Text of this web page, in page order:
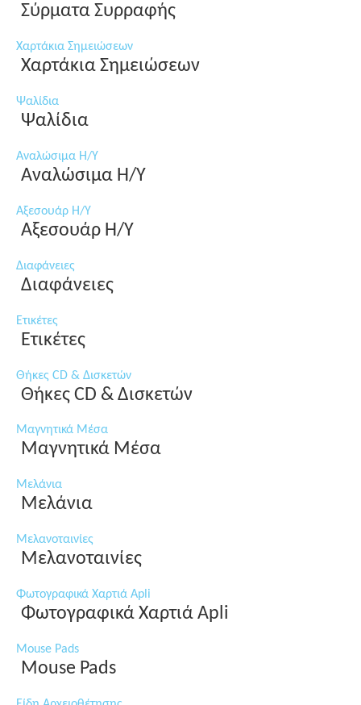
Σύρματα Συρραφής
Χαρτάκια Σημειώσεων
Χαρτάκια Σημειώσεων
Ψαλίδια
Ψαλίδια
Αναλώσιμα Η/Υ
Αναλώσιμα Η/Υ
Αξεσουάρ Η/Υ
Αξεσουάρ Η/Υ
Διαφάνειες
Διαφάνειες
Ετικέτες
Ετικέτες
Θήκες CD & Δισκετών
Θήκες CD & Δισκετών
Μαγνητικά Μέσα
Μαγνητικά Μέσα
Μελάνια
Μελάνια
Μελανοταινίες
Μελανοταινίες
Φωτογραφικά Χαρτιά Apli
Φωτογραφικά Χαρτιά Apli
Mouse Pads
Mouse Pads